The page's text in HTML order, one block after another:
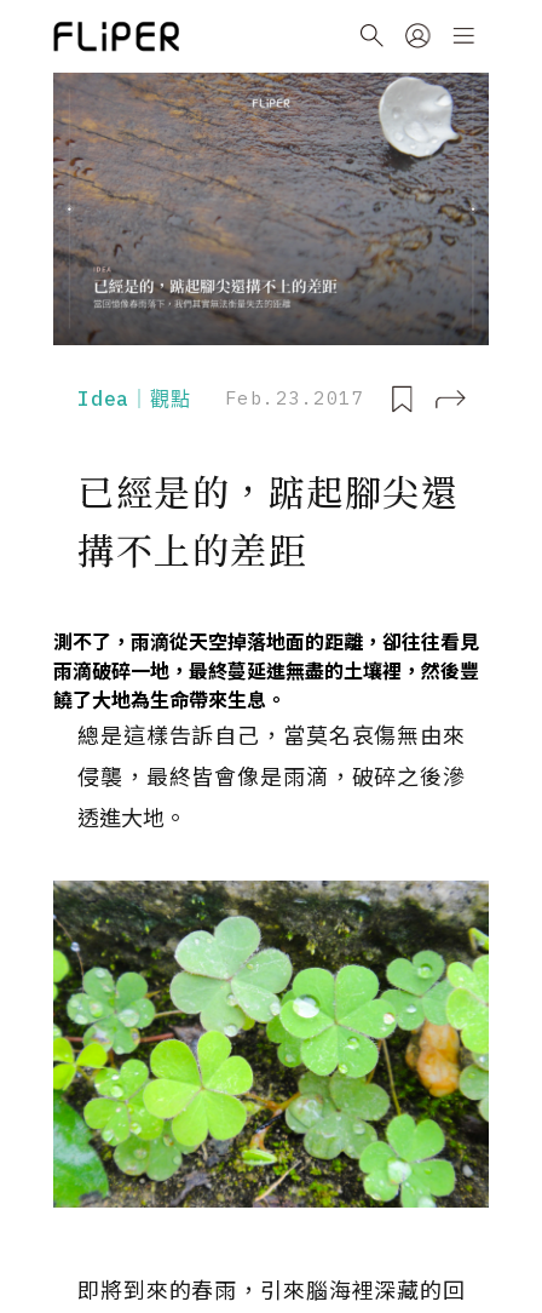
Idea｜觀點 Feb.23.2017
已經是的，踮起腳尖還
搆不上的差距
測不了，雨滴從天空掉落地面的距離，卻往往看見
雨滴破碎一地，最終蔓延進無盡的土壤裡，然後豐
饒了大地為生命帶來生息。
總是這樣告訴自己，當莫名哀傷無由來
侵襲，最終皆會像是雨滴，破碎之後滲
透進大地。
即將到來的春雨，引來腦海裡深藏的回